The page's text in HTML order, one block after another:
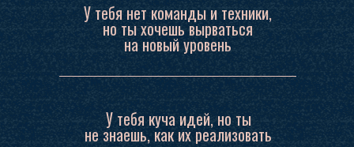
У тебя куча идей, но ты
не знаешь, как их реализовать
У тебя нет команды и техники,
но ты хочешь вырваться
на новый уровень